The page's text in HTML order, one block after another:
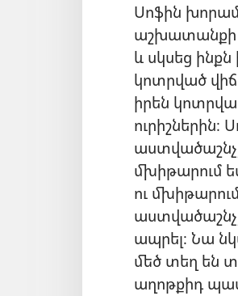
Սոֆին
աշխատանքի
և սկսեց
կոտրված
իրեն
մխիթարում
ու
ապրել։ Նա
մեծ տեղ են
աղոթքիդ